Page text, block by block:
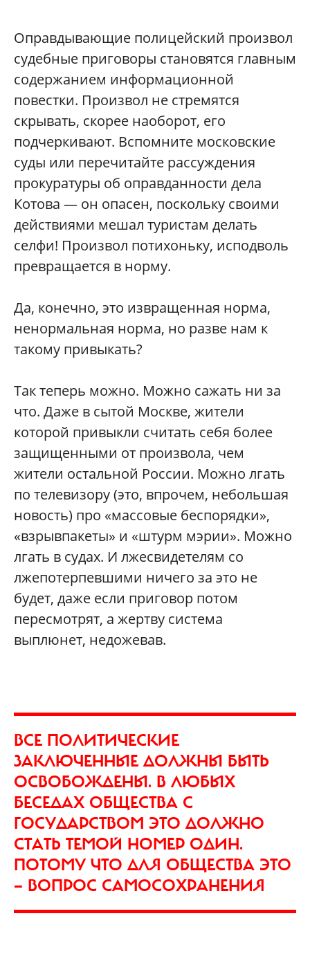
Оправдывающие полицейский произвол
судебные приговоры становятся главным
содержанием информационной
повестки. Произвол не стремятся
скрывать, скорее наоборот, его
подчеркивают. Вспомните московские
суды или перечитайте рассуждения
прокуратуры об оправданности дела
Котова — он опасен, поскольку своими
действиями мешал туристам делать
селфи! Произвол потихоньку, исподволь
превращается в норму.
Да, конечно, это извращенная норма,
ненормальная норма, но разве нам к
такому привыкать?
Так теперь можно. Можно сажать ни за
что. Даже в сытой Москве, жители
которой привыкли считать себя более
защищенными от произвола, чем
жители остальной России. Можно лгать
по телевизору (это, впрочем, небольшая
новость) про «массовые беспорядки»,
«взрывпакеты» и «штурм мэрии». Можно
лгать в судах. И лжесвидетелям со
лжепотерпевшими ничего за это не
будет, даже если приговор потом
пересмотрят, а жертву система
выплюнет, недожевав.
ВСЕ ПОЛИТИЧЕСКИЕ
ЗАКЛЮЧЕННЫЕ ДОЛЖНЫ БЫТЬ
ОСВОБОЖДЕНЫ. В ЛЮБЫХ
БЕСЕДАХ ОБЩЕСТВА С
ГОСУДАРСТВОМ ЭТО ДОЛЖНО
СТАТЬ ТЕМОЙ НОМЕР ОДИН.
ПОТОМУ ЧТО ДЛЯ ОБЩЕСТВА ЭТО
— ВОПРОС САМОСОХРАНЕНИЯ